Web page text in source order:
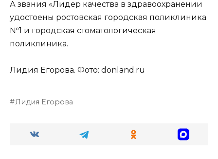
А звания «Лидер качества в здравоохранении
удостоены ростовская городская поликлиника
№1 и городская стоматологическая
поликлиника.
Лидия Егорова. Фото: donland.ru
Лидия Егорова